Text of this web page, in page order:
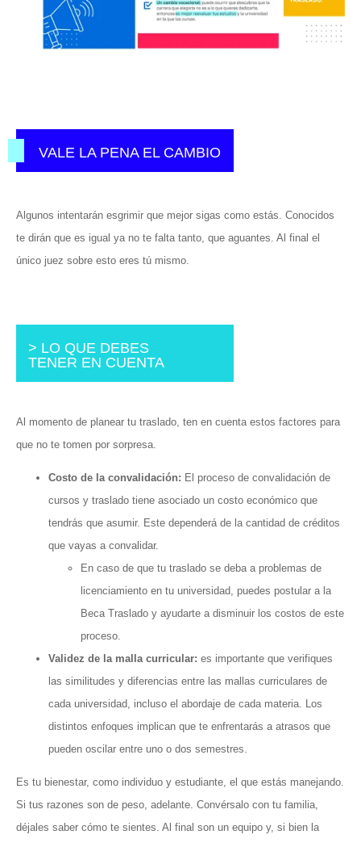
VALE LA PENA EL CAMBIO
Algunos intentarán esgrimir que mejor sigas como estás. Conocidos
te dirán que es igual ya no te falta tanto, que aguantes. Al final el
único juez sobre esto eres tú mismo.
> LO QUE DEBES
TENER EN CUENTA
Al momento de planear tu traslado, ten en cuenta estos factores para
que no te tomen por sorpresa.
Costo de la convalidación: El proceso de convalidación de
cursos y traslado tiene asociado un costo económico que
tendrás que asumir. Este dependerá de la cantidad de créditos
que vayas a convalidar.
En caso de que tu traslado se deba a problemas de
licenciamiento en tu universidad, puedes postular a la
Beca Traslado y ayudarte a disminuir los costos de este
proceso.
Validez de la malla curricular: es importante que verifiques
las similitudes y diferencias entre las mallas curriculares de
cada universidad, incluso el abordaje de cada materia. Los
distintos enfoques implican que te enfrentarás a atrasos que
pueden oscilar entre uno o dos semestres.
Es tu bienestar, como individuo y estudiante, el que estás manejando.
Si tus razones son de peso, adelante. Convérsalo con tu familia,
déjales saber cómo te sientes. Al final son un equipo y, si bien la